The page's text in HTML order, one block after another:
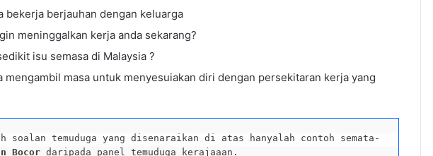
bekerja berjauhan dengan keluarga
meninggalkan kerja anda sekarang?
isu semasa di Malaysia ?
mengambil masa untuk menyesuiakan diri dengan persekitaran kerja yang
soalan temuduga yang disenaraikan di atas hanyalah contoh semata-
Bocor daripada panel temuduga kerajaaan.
Cara Settle Hutang PTPTN
Popular